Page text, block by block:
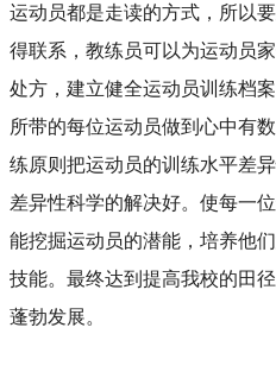
运动员都是走读的方式，所以
得联系，教练员可以为运动员
处方，建立健全运动员训练档
所带的每位运动员做到心中有
练原则把运动员的训练水平差
差异性科学的解决好。使每一
能挖掘运动员的潜能，培养他
技能。最终达到提高我校的田
蓬勃发展。